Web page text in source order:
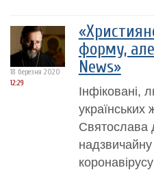
18 березня 2020
12:29
форму,
News»
Інфіковані,
українських
Святослава
надзвичайну